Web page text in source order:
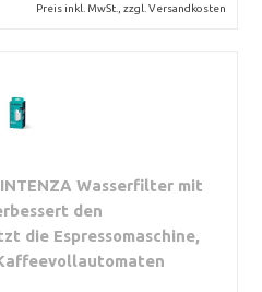
Preis inkl. MwSt., zzgl. Versandkosten
Wasserfilter mit
den
die Espressomaschine,